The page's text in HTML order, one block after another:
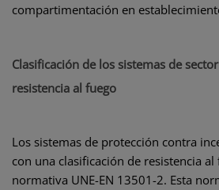
compartimentación en
Clasificación de los sistemas de
resistencia al fuego
Los sistemas de protección contra
con una clasificación de resistencia al
normativa UNE-EN 13501-2. Esta